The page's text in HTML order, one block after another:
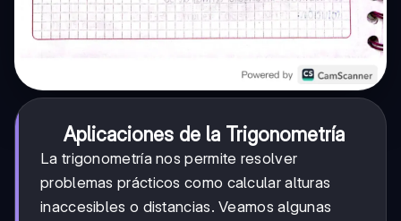
Aplicaciones de la Trigonometría
La trigonometría nos permite resolver
problemas prácticos como calcular alturas
inaccesibles o distancias. Veamos algunas